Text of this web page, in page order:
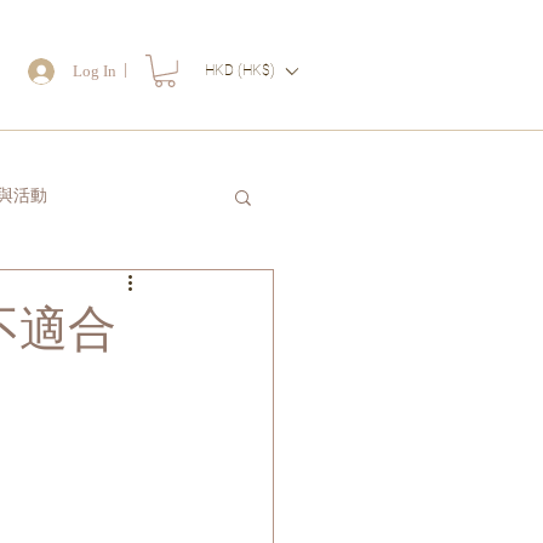
Log In HKD (HK$)
活動
讀一封信送給自己
適合